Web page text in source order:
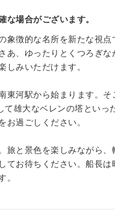
な場合がございます。
象徴的な名所を新たな視
、ゆったりとくつろぎな
しみいただけます。
河駅から始まります。そ
雄大なベレンの塔といっ
お過ごしください。
と景色を楽しみながら、
お待ちください。船長は
。